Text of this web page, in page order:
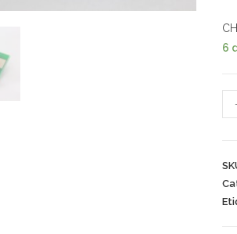
6